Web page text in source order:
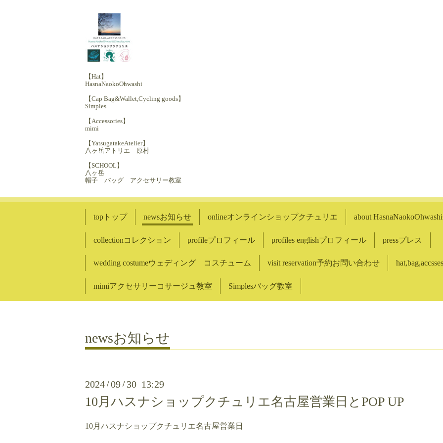
【Hat】
HasnaNaokoOhwashi
【Cap Bag&Wallet,Cycling goods】
Simples
【Accessories】
mimi
【YatsugatakeAtelier】
八ヶ岳アトリエ 原村
【SCHOOL】
八ヶ岳
帽子 バッグ アクセサリー教室
topトップ newsお知らせ onlineオンラインショップクチュリエ about
collectionコレクション profileプロフィール profiles englishプロフィール pressプレス
wedding costumeウェディング コスチューム visit reservation予約お問い合わせ
mimiアクセサリーコサージュ教室 Simplesバッグ教室
newsお知らせ
2024 /09 / 30 13:29
10月ハスナショップクチュリエ名古屋営業日とPOP UP
10月ハスナショップクチュリエ名古屋営業日